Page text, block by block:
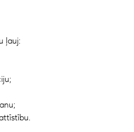
ļauj: